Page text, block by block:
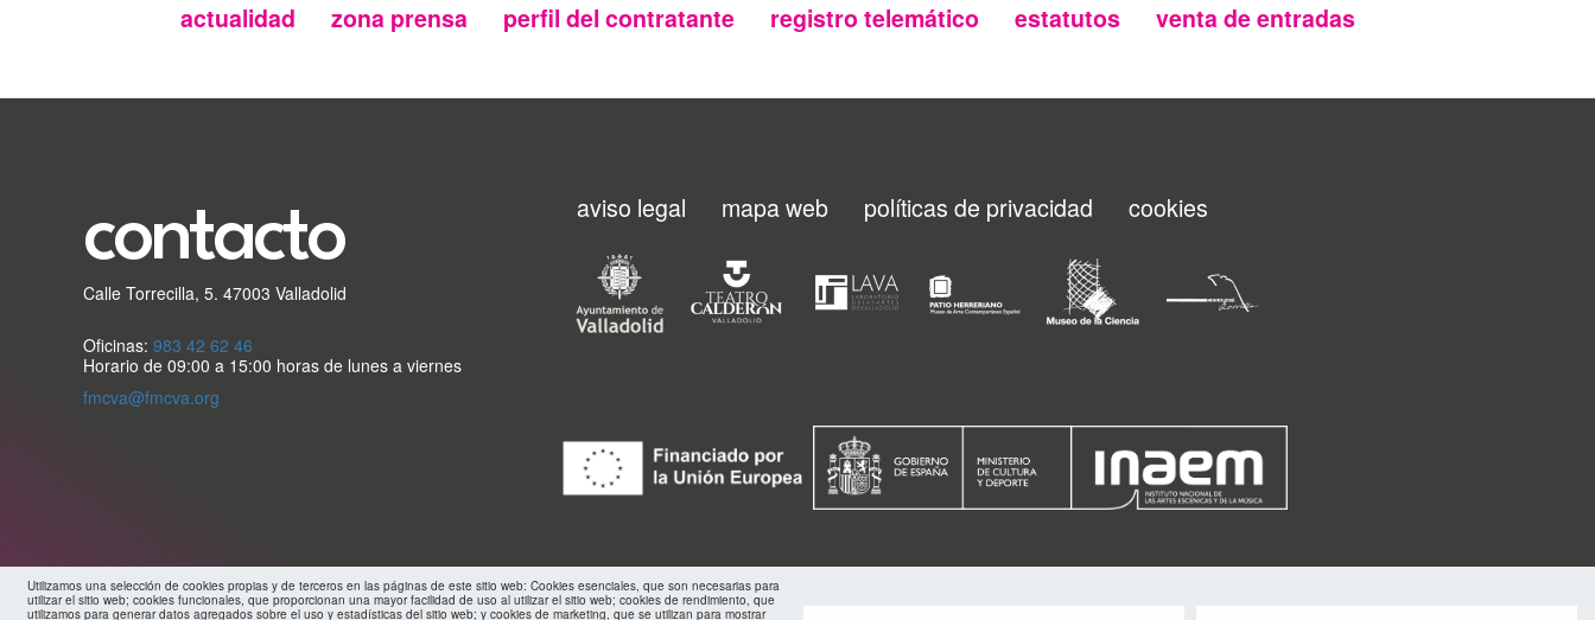
secundario
actualidad zona prensa perfil del contratante registro telemático estatutos venta de entradas
Utilizamos una selección de cookies propias y de terceros en las páginas de este sitio web: Cookies esenciales, que son necesarias para
utilizar el sitio web; cookies funcionales, que proporcionan una mayor facilidad de uso al utilizar el sitio web; cookies de rendimiento, que
utilizamos para generar datos agregados sobre el uso y estadísticas del sitio web; y cookies de marketing, que se utilizan para mostrar
contacto
Calle Torrecilla, 5. 47003 Valladolid
Oficinas: 983 42 62 46
Horario de 09:00 a 15:00 horas de lunes a viernes
fmcva@fmcva.org
Menu
footer
aviso legal mapa web políticas de privacidad cookies